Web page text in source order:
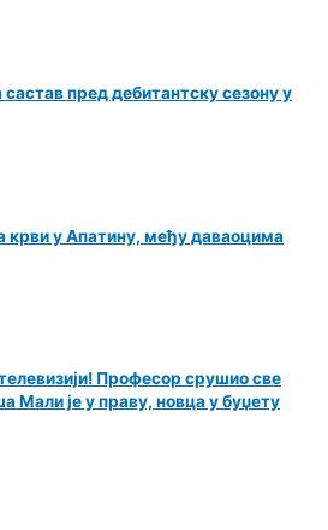
пред дебитантску сезону у
крви у Апатину, међу даваоцима
Професор срушио све
Мали је у праву, новца у буџету